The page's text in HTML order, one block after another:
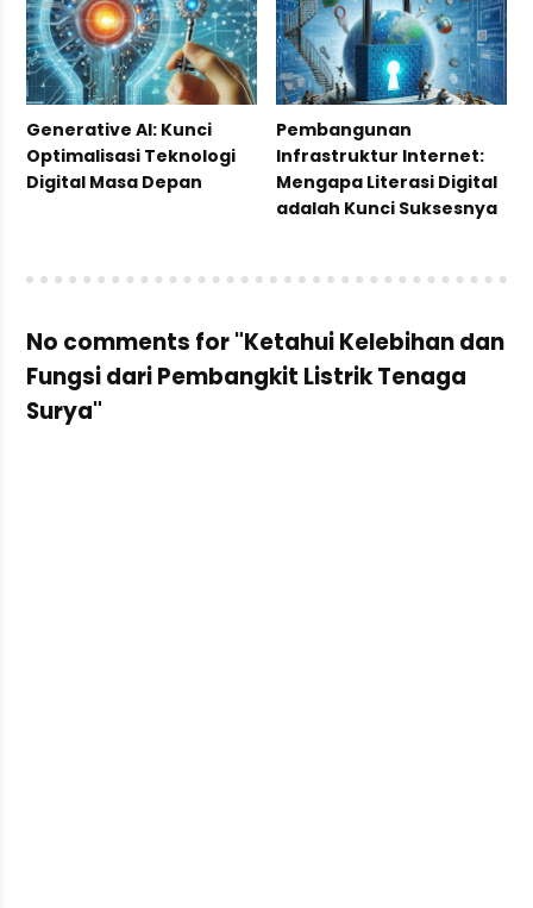
Generative AI: Kunci
Optimalisasi Teknologi
Digital Masa Depan
Pembangunan
Infrastruktur Internet:
Mengapa Literasi Digital
adalah Kunci Suksesnya
No comments for "Ketahui Kelebihan dan
Fungsi dari Pembangkit Listrik Tenaga
Surya"